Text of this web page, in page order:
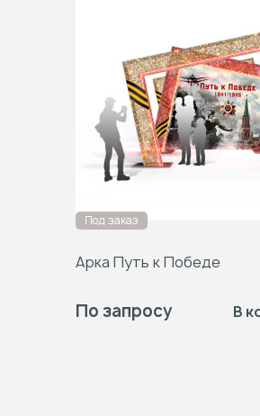
Под заказ
Арка Путь к Победе
По запросу В